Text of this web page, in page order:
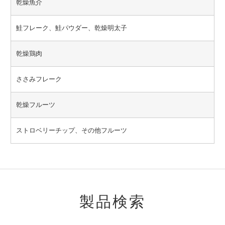
乾燥魚介
鮭フレーク、鮭パウダー、乾燥明太子
乾燥鶏肉
ささみフレーク
乾燥フルーツ
ストロベリーチップ、その他フルーツ
製品検索